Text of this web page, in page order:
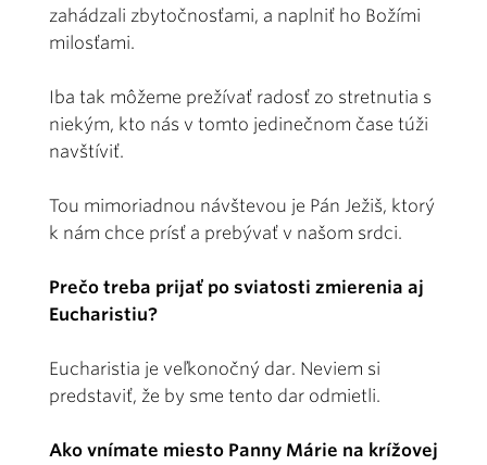
zahádzali zbytočnosťami, a naplniť ho Božími
milosťami.
Iba tak môžeme prežívať radosť zo stretnutia s
niekým, kto nás v tomto jedinečnom čase túži
navštíviť.
Tou mimoriadnou návštevou je Pán Ježiš, ktorý
k nám chce prísť a prebývať v našom srdci.
Prečo treba prijať po sviatosti zmierenia aj
Eucharistiu?
Eucharistia je veľkonočný dar. Neviem si
predstaviť, že by sme tento dar odmietli.
Ako vnímate miesto Panny Márie na krížovej